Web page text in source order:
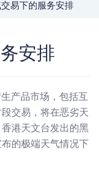
易下的服务安排
安排
产品市场，包括互
交易，将在恶劣天
港天文台发出的黑
的极端天气情况下